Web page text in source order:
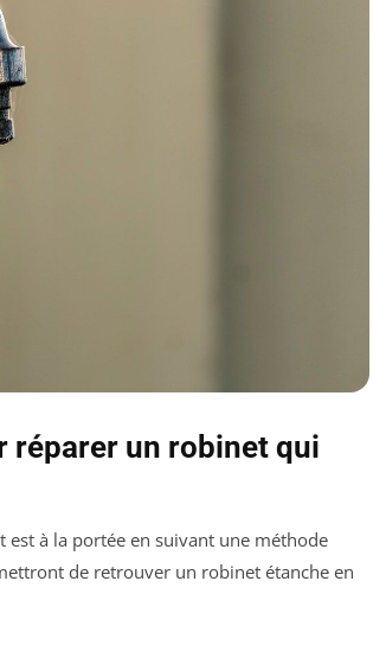
réparer un robinet qui
à la portée en suivant une méthode
de retrouver un robinet étanche en